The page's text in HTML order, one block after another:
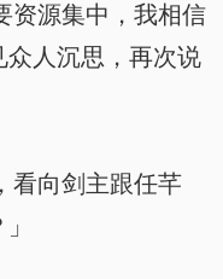
源集中，我相信
人沉思，再次说
向剑主跟任芊